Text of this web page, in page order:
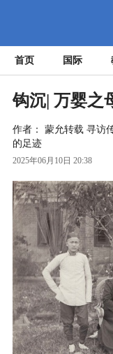
首页 国际
钩沉| 万婴之
作者： 蒙允转载 寻访
的足迹
2025年06月10日 20:38